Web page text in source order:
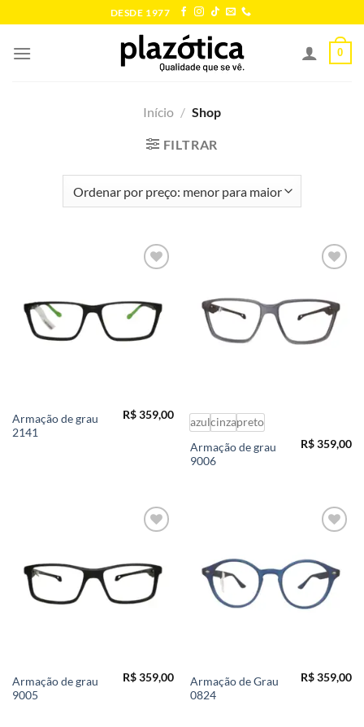
to
content
DESDE 1977
0
Início / Shop
FILTRAR
Armação de grau
2141
R$359,00
azulcinzapreto
Armação de grau
9006
R$359,00
Armação de grau
9005
R$359,00
Armação de Grau
0824
R$359,00